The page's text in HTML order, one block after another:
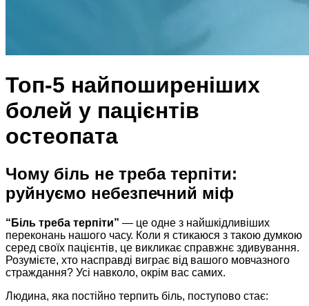
Топ-5 найпоширеніших
болей у пацієнтів
остеопата
Чому біль не треба терпіти:
руйнуємо небезпечний міф
“Біль треба терпіти” — це одне з найшкідливіших
переконань нашого часу. Коли я стикаюся з такою думкою
серед своїх пацієнтів, це викликає справжнє здивування.
Розумієте, хто насправді виграє від вашого мовчазного
страждання? Усі навколо, окрім вас самих.
Людина, яка постійно терпить біль, поступово стає: